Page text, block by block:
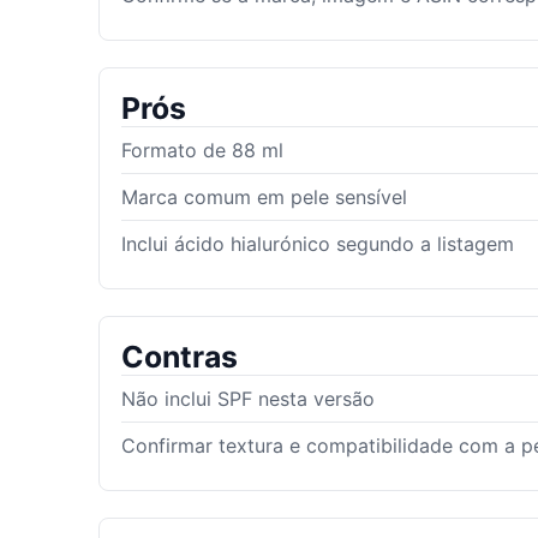
Prós
Formato de 88 ml
Marca comum em pele sensível
Inclui ácido hialurónico segundo a listagem
Contras
Não inclui SPF nesta versão
Confirmar textura e compatibilidade com a